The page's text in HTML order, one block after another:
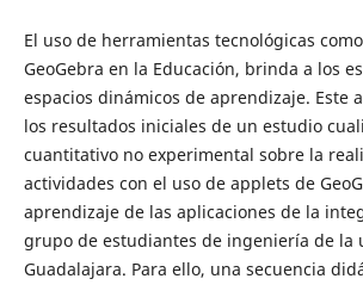
El uso de herramientas tecnológicas
GeoGebra en la Educación, brinda a los
espacios dinámicos de aprendizaje. Este
los resultados iniciales de un estudio
cuantitativo no experimental sobre la
actividades con el uso de applets de
aprendizaje de las aplicaciones de la
grupo de estudiantes de ingeniería de la
Guadalajara. Para ello, una secuencia